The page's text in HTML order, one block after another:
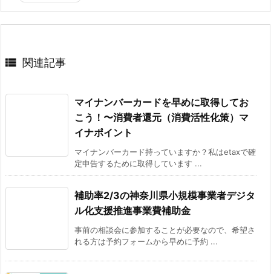
 関連記事
マイナンバーカードを早めに取得してお
こう！〜消費者還元（消費活性化策）マ
イナポイント
マイナンバーカード持っていますか？私はetaxで確
定申告するために取得しています ...
補助率2/3の神奈川県小規模事業者デジタ
ル化支援推進事業費補助金
事前の相談会に参加することが必要なので、希望さ
れる方は予約フォームから早めに予約 ...